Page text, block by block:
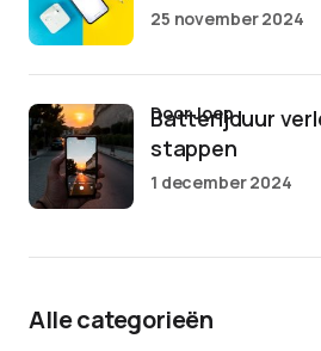
25 november 2024
Batterijduur
stappen
door Joep
1 december 2024
Alle categorieën